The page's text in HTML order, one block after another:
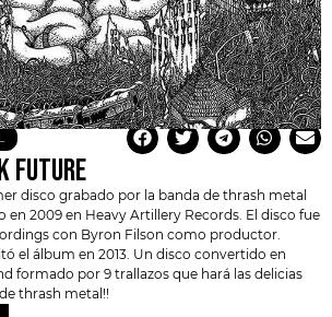
FUTURE
disco grabado por la banda de thrash metal
en 2009 en Heavy Artillery Records. El disco fue
con Byron Filson como productor.
el álbum en 2013. Un disco convertido en
formado por 9 trallazos que hará las delicias
thrash metal!!